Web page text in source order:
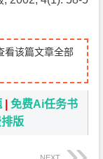
看该篇文章全部
|免费Ai任务书
版